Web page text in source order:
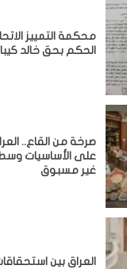
محكمة التمييز
الحكم بحق خالد
صرخة من القاع..
على الأساسيات
غير مسبوق
‏العراق بين